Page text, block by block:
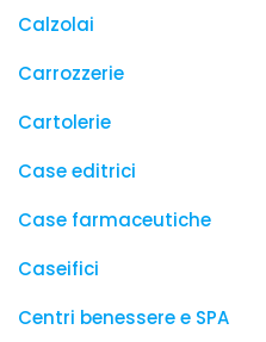
Calzolai
Carrozzerie
Cartolerie
Case editrici
Case farmaceutiche
Caseifici
Centri benessere e SPA